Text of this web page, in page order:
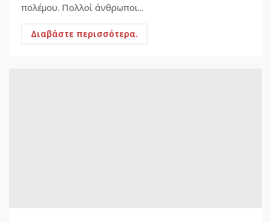
πολέμου. Πολλοί άνθρωποι...
Διαβάστε περισσότερα.